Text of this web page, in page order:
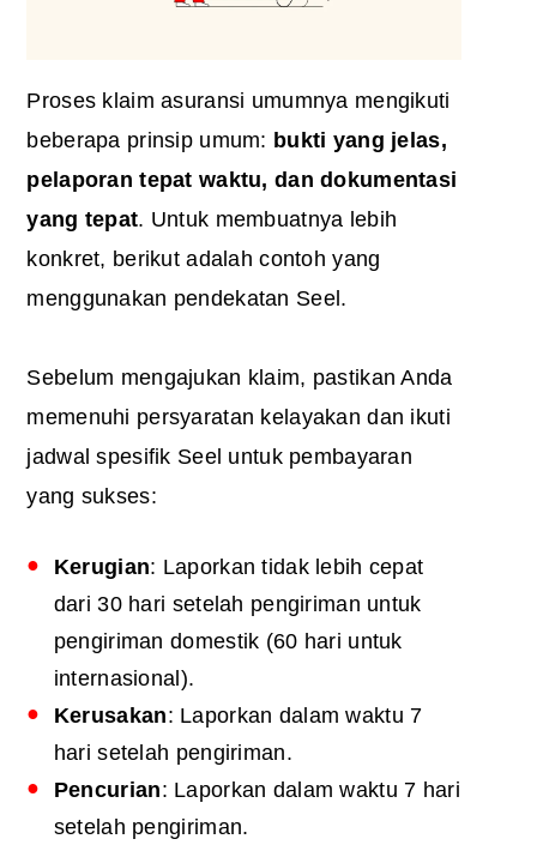
Proses klaim asuransi umumnya mengikuti
beberapa prinsip umum: bukti yang jelas,
pelaporan tepat waktu, dan dokumentasi
yang tepat. Untuk membuatnya lebih
konkret, berikut adalah contoh yang
menggunakan pendekatan Seel.
Sebelum mengajukan klaim, pastikan Anda
memenuhi persyaratan kelayakan dan ikuti
jadwal spesifik Seel untuk pembayaran
yang sukses:
Kerugian: Laporkan tidak lebih cepat
dari 30 hari setelah pengiriman untuk
pengiriman domestik (60 hari untuk
internasional).
Kerusakan: Laporkan dalam waktu 7
hari setelah pengiriman.
Pencurian: Laporkan dalam waktu 7 hari
setelah pengiriman.